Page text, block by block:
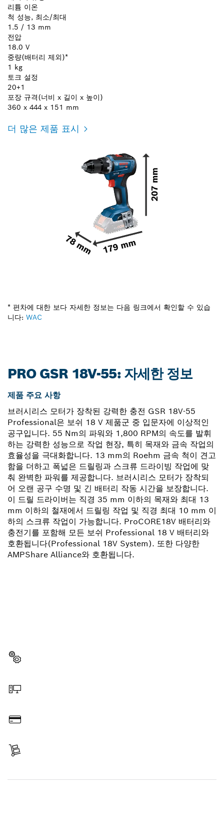
리튬 이온
척 성능, 최소/최대
1.5 / 13 mm
전압
18.0 V
중량(배터리 제외)*
1 kg
토크 설정
20+1
포장 규격(너비 x 길이 x 높이)
360 x 444 x 151 mm
더 많은 제품 표시
* 편차에 대한 보다 자세한 정보는 다음 링크에서 확인할 수 있습
니다: WAC
PRO GSR 18V-55: 자세한 정보
제품 주요 사항
브러시리스 모터가 장착된 강력한 충전 GSR 18V-55
Professional은 보쉬 18 V 제품군 중 입문자에 이상적인
공구입니다. 55 Nm의 파워와 1,800 RPM의 속도를 발휘
하는 강력한 성능으로 작업 현장, 특히 목재와 금속 작업의
효율성을 극대화합니다. 13 mm의 Roehm 금속 척이 견고
함을 더하고 폭넓은 드릴링과 스크류 드라이빙 작업에 맞
춰 완벽한 파워를 제공합니다. 브러시리스 모터가 장착되
어 오랜 공구 수명 및 긴 배터리 작동 시간을 보장합니다.
이 드릴 드라이버는 직경 35 mm 이하의 목재와 최대 13
mm 이하의 철재에서 드릴링 작업 및 직경 최대 10 mm 이
하의 스크류 작업이 가능합니다. ProCORE18V 배터리와
충전기를 포함해 모든 보쉬 Professional 18 V 배터리와
호환됩니다(Professional 18V System). 또한 다양한
AMPShare Alliance와 호환됩니다.